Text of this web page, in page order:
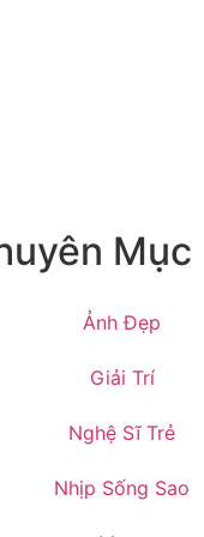
Mục
Ảnh Đẹp
Giải Trí
Nghệ Sĩ Trẻ
Nhịp Sống Sao